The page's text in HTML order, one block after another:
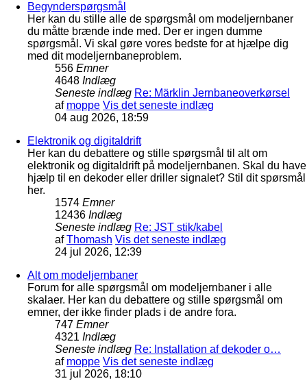
Begynderspørgsmål
Her kan du stille alle de spørgsmål om modeljernbaner
du måtte brænde inde med. Der er ingen dumme
spørgsmål. Vi skal gøre vores bedste for at hjælpe dig
med dit modeljernbaneproblem.
556 Emner
4648 Indlæg
Seneste indlæg Re: Märklin Jernbaneoverkørsel
af moppe Vis det seneste indlæg
04 aug 2026, 18:59
Elektronik og digitaldrift
Her kan du debattere og stille spørgsmål til alt om
elektronik og digitaldrift på modeljernbanen. Skal du have
hjælp til en dekoder eller driller signalet? Stil dit spørsmål
her.
1574 Emner
12436 Indlæg
Seneste indlæg Re: JST stik/kabel
afThomash Vis det seneste indlæg
24 jul 2026, 12:39
Alt om modeljernbaner
Forum for alle spørgsmål om modeljernbaner i alle
skalaer. Her kan du debattere og stille spørgsmål om
emner, der ikke finder plads i de andre fora.
747 Emner
4321 Indlæg
Seneste indlæg Re: Installation af dekoder o…
af moppe Vis det seneste indlæg
31 jul 2026, 18:10